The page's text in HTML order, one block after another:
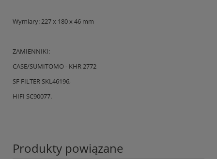
Wymiary: 227 x 180 x 46 mm
ZAMIENNIKI:
CASE/SUMITOMO - KHR 2772
SF FILTER SKL46196,
HIFI SC90077.
Produkty powiązane